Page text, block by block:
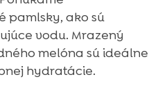
ako sú
vodu. Mrazený
melóna sú ideálne
hydratácie.